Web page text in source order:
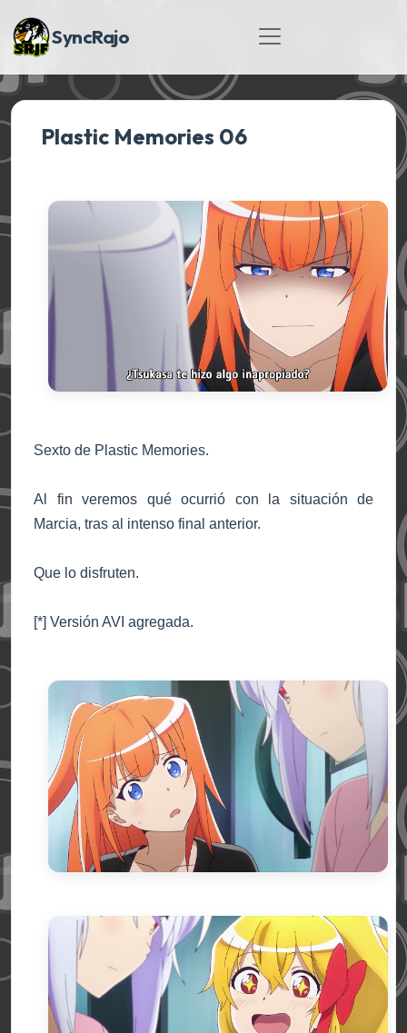
SyncRajo
Plastic Memories 06
Sexto de Plastic Memories.
Al fin veremos qué ocurrió con la situación de
Marcia, tras al intenso final anterior.
Que lo disfruten.
[*] Versión AVI agregada.